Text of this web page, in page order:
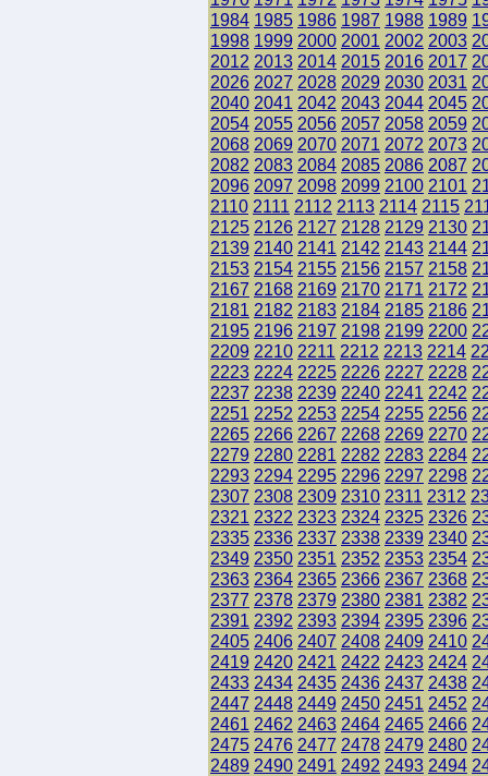
1984 1985 1986 1987 1988 1989
1998 1999 2000 2001 2002 2003
2012 2013 2014 2015 2016 2017
2026 2027 2028 2029 2030 2031
2040 2041 2042 2043 2044 2045
2054 2055 2056 2057 2058 2059
2068 2069 2070 2071 2072 2073
2082 2083 2084 2085 2086 2087
2096 2097 2098 2099 2100 2101
2110 2111 2112 2113 2114 2115
2125 2126 2127 2128 2129 2130
2139 2140 2141 2142 2143 2144
2153 2154 2155 2156 2157 2158
2167 2168 2169 2170 2171 2172
2181 2182 2183 2184 2185 2186
2195 2196 2197 2198 2199 2200
2209 2210 2211 2212 2213 2214
2223 2224 2225 2226 2227 2228
2237 2238 2239 2240 2241 2242
2251 2252 2253 2254 2255 2256
2265 2266 2267 2268 2269 2270
2279 2280 2281 2282 2283 2284
2293 2294 2295 2296 2297 2298
2307 2308 2309 2310 2311 2312
2321 2322 2323 2324 2325 2326
2335 2336 2337 2338 2339 2340
2349 2350 2351 2352 2353 2354
2363 2364 2365 2366 2367 2368
2377 2378 2379 2380 2381 2382
2391 2392 2393 2394 2395 2396
2405 2406 2407 2408 2409 2410
2419 2420 2421 2422 2423 2424
2433 2434 2435 2436 2437 2438
2447 2448 2449 2450 2451 2452
2461 2462 2463 2464 2465 2466
2475 2476 2477 2478 2479 2480
2489 2490 2491 2492 2493 2494